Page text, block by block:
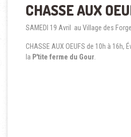
CHASSE AUX
SAMEDI 19 Avril au Village des
CHASSE AUX OEUFS de 10h à 16h,
la P'tite ferme du Gour.